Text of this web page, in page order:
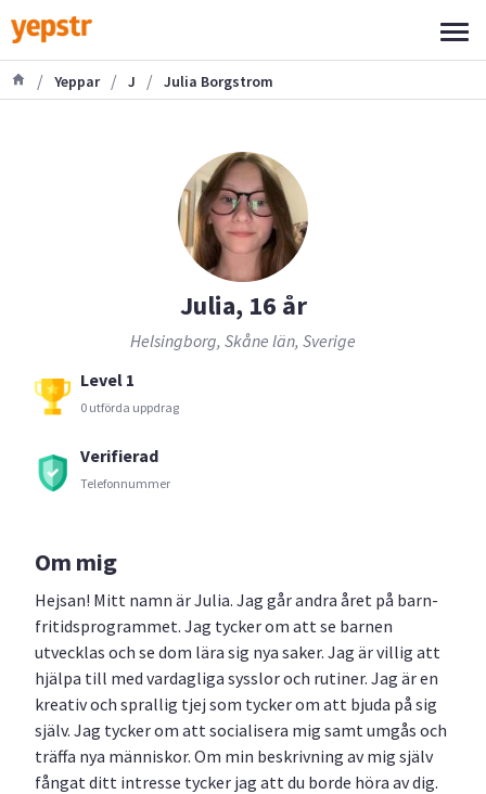
/ Yeppar / J / Julia Borgstrom
Julia, 16 år
Helsingborg, Skåne län, Sverige
Level 1
0 utförda uppdrag
Verifierad
Telefonnummer
Om mig
Hejsan! Mitt namn är Julia. Jag går andra året på barn-
fritidsprogrammet. Jag tycker om att se barnen
utvecklas och se dom lära sig nya saker. Jag är villig att
hjälpa till med vardagliga sysslor och rutiner. Jag är en
kreativ och sprallig tjej som tycker om att bjuda på sig
själv. Jag tycker om att socialisera mig samt umgås och
träffa nya människor. Om min beskrivning av mig själv
fångat ditt intresse tycker jag att du borde höra av dig.